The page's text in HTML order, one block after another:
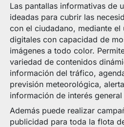
Las pantallas informativas de
ideadas para cubrir las
con el ciudadano, mediante el
digitales con capacidad de
imágenes a todo color.
variedad de contenidos
información del tráfico,
previsión meteorológica,
información de interés
Además puede realizar
publicidad para toda la flota